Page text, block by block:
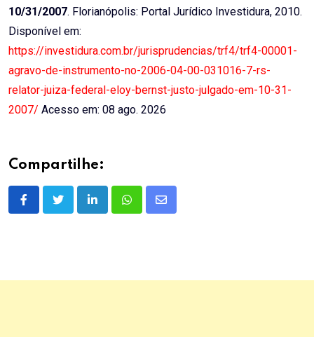
10/31/2007. Florianópolis: Portal Jurídico Investidura, 2010.
Disponível em:
https://investidura.com.br/jurisprudencias/trf4/trf4-00001-
agravo-de-instrumento-no-2006-04-00-031016-7-rs-
relator-juiza-federal-eloy-bernst-justo-julgado-em-10-31-
2007/ Acesso em: 08 ago. 2026
Compartilhe:
LinkedInWhatsappShare